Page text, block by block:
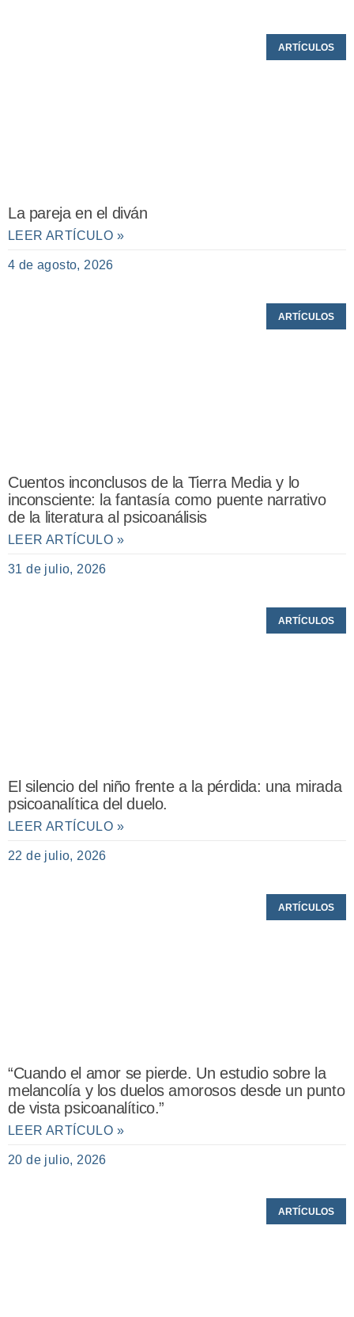
ARTÍCULOS
La pareja en el diván
LEER ARTÍCULO »
4 de agosto, 2026
ARTÍCULOS
Cuentos inconclusos de la Tierra Media y lo
inconsciente: la fantasía como puente narrativo
de la literatura al psicoanálisis
LEER ARTÍCULO »
31 de julio, 2026
ARTÍCULOS
El silencio del niño frente a la pérdida: una mirada
psicoanalítica del duelo.
LEER ARTÍCULO »
22 de julio, 2026
ARTÍCULOS
“Cuando el amor se pierde. Un estudio sobre la
melancolía y los duelos amorosos desde un punto
de vista psicoanalítico.”
LEER ARTÍCULO »
20 de julio, 2026
ARTÍCULOS